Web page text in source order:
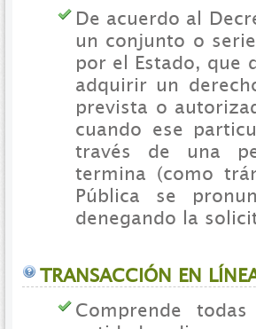
De acuerdo al
un conjunto o
por el Estado, que
adquirir un
prevista o
cuando ese
través de una
termina (como
Pública se
denegando la
TRANSACCIÓN EN
Comprende